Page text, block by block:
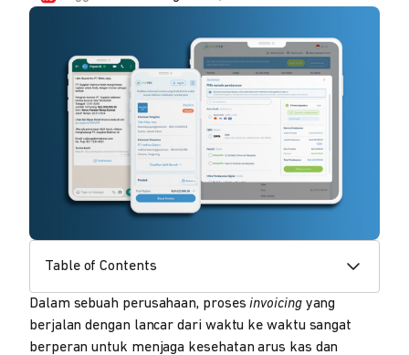
Table of Contents
Dalam sebuah perusahaan, prosesinvoicingyang
berjalan dengan lancar dari waktu ke waktu sangat
berperan untuk menjaga kesehatan arus kas dan